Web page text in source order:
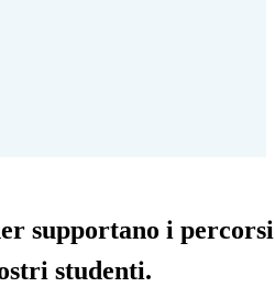
supportano i percorsi
studenti.